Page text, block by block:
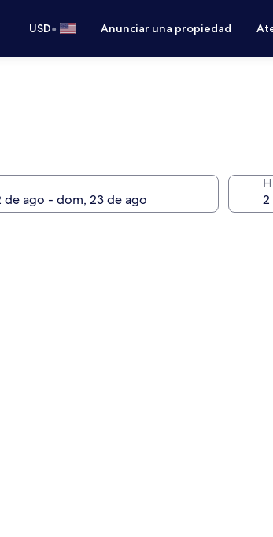
USD• Anunciar una propiedad